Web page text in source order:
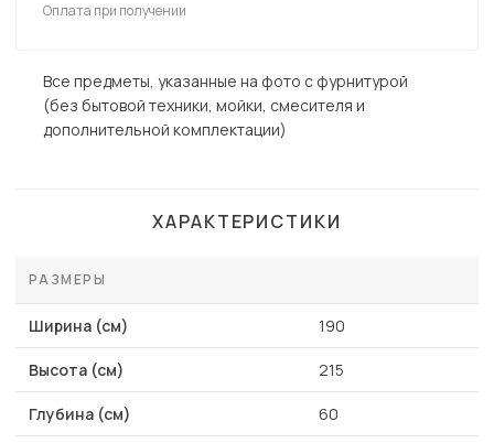
Оплата при получении
Все предметы, указанные на фото с фурнитурой
(без бытовой техники, мойки, смесителя и
дополнительной комплектации)
ХАРАКТЕРИСТИКИ
РАЗМЕРЫ
Ширина (см) 190
Высота (см) 215
Глубина (см) 60